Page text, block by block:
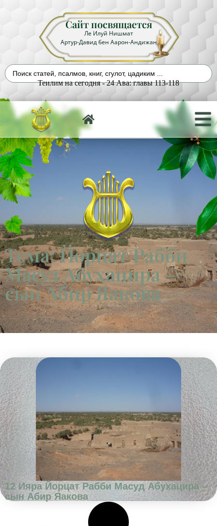
Сайт посвящается
Ле Илуй Нишмат
Артур-Давид бен Аарон-Андижан
Теилим на сегодня - 24 Ава: главы 113-118
Тема: Йорцат Рабби
Масуд Абухацира –
сын Абир Яакова
12 Ияра Йорцат Рабби Масуд Абухацира –
сын Абир Яакова